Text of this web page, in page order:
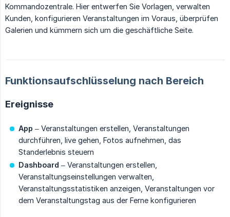
Kommandozentrale. Hier entwerfen Sie Vorlagen, verwalten
Kunden, konfigurieren Veranstaltungen im Voraus, überprüfen
Galerien und kümmern sich um die geschäftliche Seite.
Funktionsaufschlüsselung nach Bereich
Ereignisse
App – Veranstaltungen erstellen, Veranstaltungen
durchführen, live gehen, Fotos aufnehmen, das
Standerlebnis steuern
Dashboard – Veranstaltungen erstellen,
Veranstaltungseinstellungen verwalten,
Veranstaltungsstatistiken anzeigen, Veranstaltungen vor
dem Veranstaltungstag aus der Ferne konfigurieren